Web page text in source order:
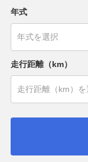
年式
走行距離（km）